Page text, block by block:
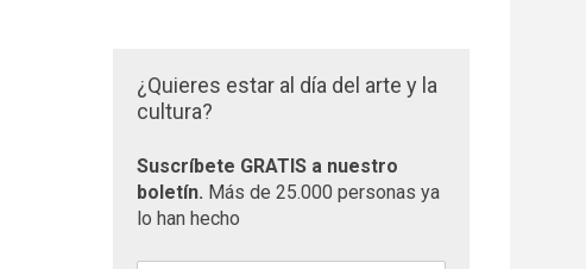
¿Quieres estar al día del arte y la
cultura?
Suscríbete GRATIS a nuestro
boletín. Más de 25.000 personas ya
lo han hecho